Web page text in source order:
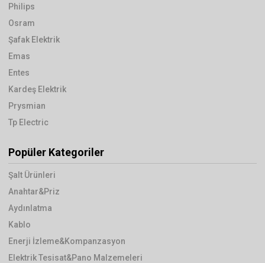
Philips
Osram
Şafak Elektrik
Emas
Entes
Kardeş Elektrik
Prysmian
Tp Electric
Popüler Kategoriler
Şalt Ürünleri
Anahtar&Priz
Aydınlatma
Kablo
Enerji İzleme&Kompanzasyon
Elektrik Tesisat&Pano Malzemeleri